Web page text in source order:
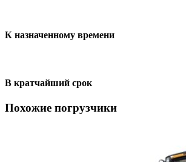
К назначенному времени
В кратчайший срок
Похожие погрузчики